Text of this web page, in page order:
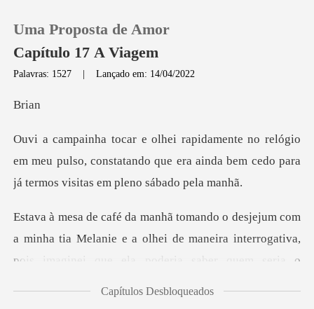
Loja
Histórico
Uma Proposta de Amor
Capítulo 17 A Viagem
Palavras: 1527 |Lançado em: 14/04/2022
r
io
em meu pulso, constatando que era ainda bem cedo
a tia Melanie e a olhei de maneira interrogativa,
pois imagi
Capítulos Desbloqueados